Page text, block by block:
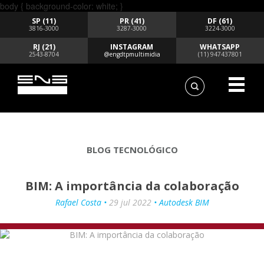
body { background-color: white; }
SP (11)
3816-3000
PR (41)
3287-3000
DF (61)
3224-3000
RJ (21)
2543-8704
INSTAGRAM
@engdtpmultimidia
WHATSAPP
(11) 947437801
BLOG TECNOLÓGICO
BIM: A importância da colaboração
Rafael Costa • 29 jul 2022• Autodesk BIM